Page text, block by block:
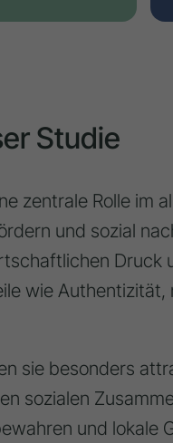
Studie
zentrale Rolle im
und sozial
Druck
wie
sie besonders
sozialen
und lokale